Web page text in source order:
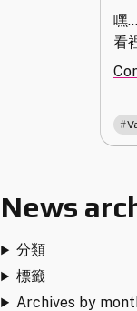
嘿
看
News
分類
標籤
Archives by